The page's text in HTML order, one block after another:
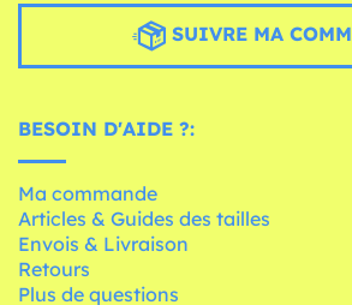
SUIVRE MA
BESOIN D'AIDE ?:
Ma commande
Articles & Guides des tailles
Envois & Livraison
Retours
Plus de questions